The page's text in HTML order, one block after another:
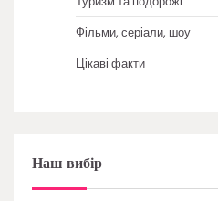
Фільми, серіали, шоу
Цікаві факти
Наш вибір